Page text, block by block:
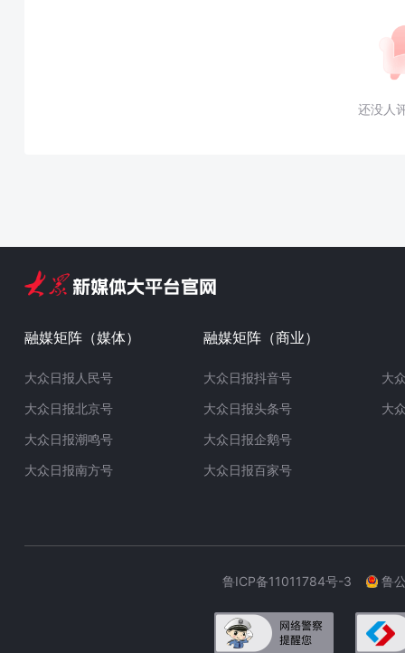
还没人
融媒矩阵（媒体）
大众日报人民号
大众日报北京号
大众日报潮鸣号
大众日报南方号
融媒矩阵（商业）
大众日报抖音号
大众日报头条号
大众日报企鹅号
大众日报百家号
大
大
鲁ICP备11011784号-3 鲁